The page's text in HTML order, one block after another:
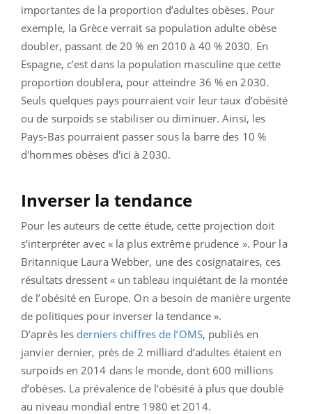
importantes de la proportion d’adultes obèses. Pour
exemple, la Grèce verrait sa population adulte obèse
doubler, passant de 20 % en 2010 à 40 % 2030. En
Espagne, c’est dans la population masculine que cette
proportion doublera, pour atteindre 36 % en 2030.
Seuls quelques pays pourraient voir leur taux d’obésité
ou de surpoids se stabiliser ou diminuer. Ainsi, les
Pays-Bas pourraient passer sous la barre des 10 %
d'hommes obèses d'ici à 2030.
Inverser la tendance
Pour les auteurs de cette étude, cette projection doit
s’interpréter avec « la plus extrême prudence ». Pour la
Britannique Laura Webber, une des cosignataires, ces
résultats dressent « un tableau inquiétant de la montée
de l’obésité en Europe. On a besoin de manière urgente
de politiques pour inverser la tendance ».
D’après les derniers chiffres de l’OMS, publiés en
janvier dernier, près de 2 milliard d’adultes étaient en
surpoids en 2014 dans le monde, dont 600 millions
d’obèses. La prévalence de l’obésité à plus que doublé
au niveau mondial entre 1980 et 2014.